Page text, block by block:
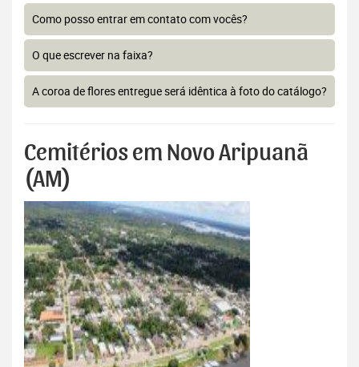
Como posso entrar em contato com vocês?
O que escrever na faixa?
A coroa de flores entregue será idêntica à foto do catálogo?
Cemitérios em Novo Aripuanã
(AM)